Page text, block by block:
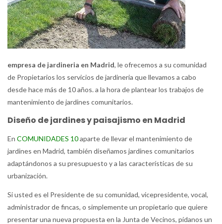
empresa de jardineria en Madrid, le ofrecemos a su comunidad
de Propietarios los servicios de jardineria que llevamos a cabo
desde hace más de 10 años. a la hora de plantear los trabajos de
mantenimiento de jardines comunitarios.
Diseño de jardines y paisajismo en Madrid
En COMUNIDADES 10aparte de llevar el mantenimiento de
jardines en Madrid, también diseñamos jardines comunitarios
adaptándonos a su presupuesto y a las características de su
urbanización.
Si usted es el Presidente de su comunidad, vicepresidente, vocal,
administrador de fincas, o simplemente un propietario que quiere
presentar una nueva propuesta en la Junta de Vecinos, pídanos un